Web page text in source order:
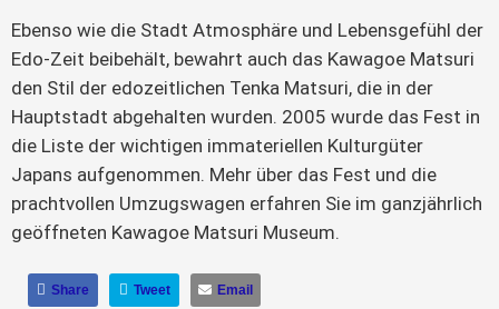
Ebenso wie die Stadt Atmosphäre und Lebensgefühl der
Edo-Zeit beibehält, bewahrt auch das Kawagoe Matsuri
den Stil der edozeitlichen Tenka Matsuri, die in der
Hauptstadt abgehalten wurden. 2005 wurde das Fest in
die Liste der wichtigen immateriellen Kulturgüter
Japans aufgenommen. Mehr über das Fest und die
prachtvollen Umzugswagen erfahren Sie im ganzjährlich
geöffneten Kawagoe Matsuri Museum.
Share Tweet Email